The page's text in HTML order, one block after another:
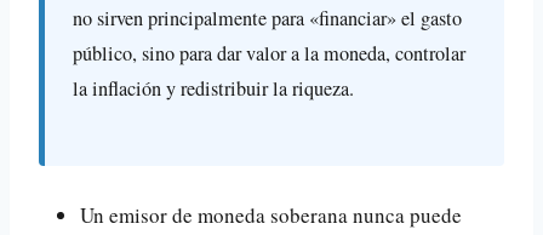
no sirven principalmente para «financiar» el gasto
público, sino para dar valor a la moneda, controlar
la inflación y redistribuir la riqueza.
Un emisor de moneda soberana nunca puede